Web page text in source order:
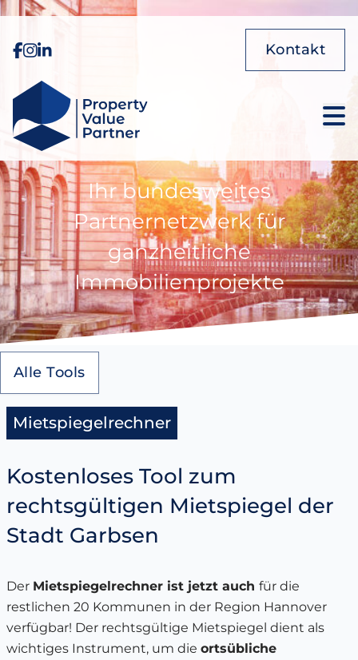
Kontakt
Ihr bundesweites
Partnernetzwerk für
ganzheitliche
Immobilienprojekte
Alle Tools
Mietspiegelrechner
Kostenloses Tool zum
rechtsgültigen Mietspiegel der
Stadt Garbsen
Der Mietspiegelrechner ist jetzt auch für die
restlichen 20 Kommunen in der Region Hannover
verfügbar! Der rechtsgültige Mietspiegel dient als
wichtiges Instrument, um die ortsübliche